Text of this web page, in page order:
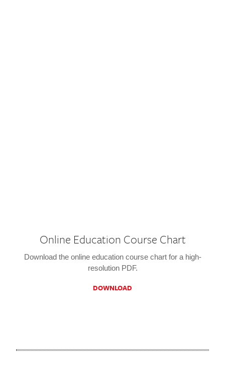
Online Education Course Chart
Download the online education course chart for a high-
resolution PDF.
DOWNLOAD